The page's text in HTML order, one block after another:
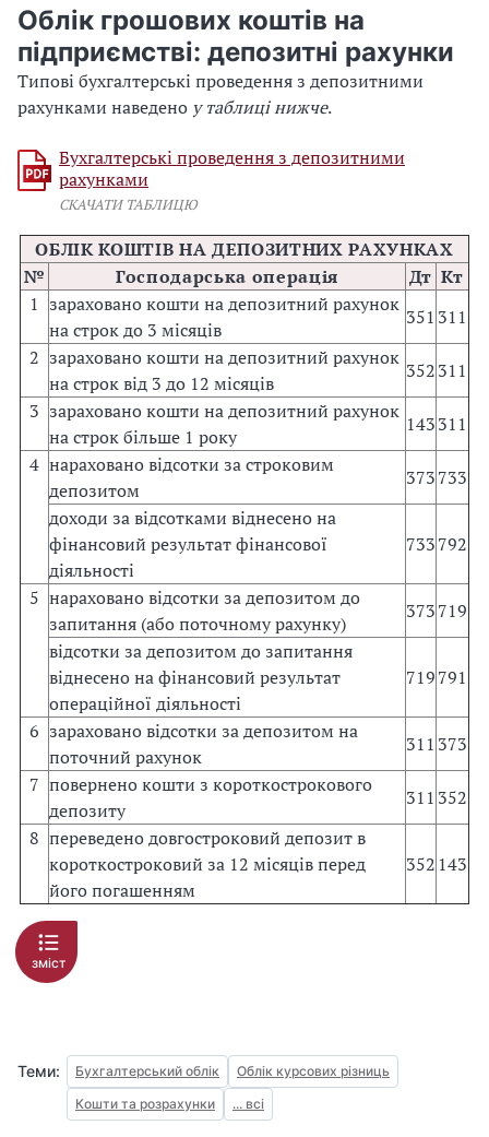
Облік грошових коштів на
підприємстві: депозитні рахунки
Типові бухгалтерські проведення з депозитними
рахунками наведено у таблиці нижче.
Бухгалтерські проведення з депозитними
рахунками
СКАЧАТИ ТАБЛИЦЮ
ОБЛІК КОШТІВ НА ДЕПОЗИТНИХ РАХУНКАХ
№
Господарська операція Дт Кт
1 зараховано кошти на депозитний рахунок
на строк до 3 місяців
351 311
2 зараховано кошти на депозитний рахунок
на строк від 3 до 12 місяців
352311
3 зараховано кошти на депозитний рахунок
на строк більше 1 року
143311
4 нараховано відсотки за строковим
депозитом
373733
доходи за відсотками віднесено на
фінансовий результат фінансової
діяльності
733792
5 нараховано відсотки за депозитом до
запитання (або поточному рахунку)
373719
відсотки за депозитом до запитання
віднесено на фінансовий результат
операційної діяльності
719791
6 зараховано відсотки за депозитом на
поточний рахунок
311 373
7 повернено кошти з короткострокового
депозиту
311 352
8 переведено довгостроковий депозит в
короткостроковий за 12 місяців перед
його погашенням
352 143
зміст
Теми: Бухгалтерський облік
Облік курсових різниць
Кошти та розрахунки
... всі